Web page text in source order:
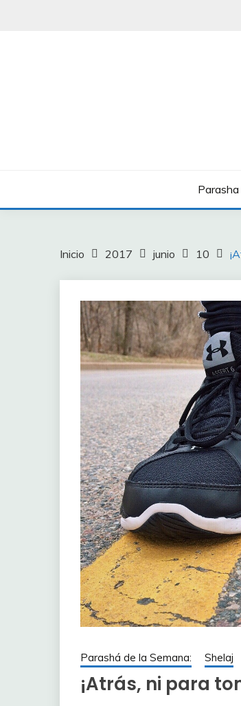
Inicio 2017 junio 10
Parashá de la Semana: Shelaj
¡Atrás, ni para